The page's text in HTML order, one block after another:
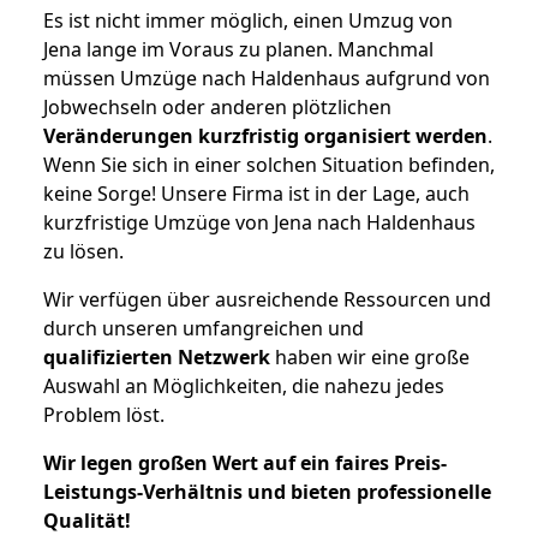
Es ist nicht immer möglich, einen Umzug von
Jena lange im Voraus zu planen. Manchmal
müssen Umzüge nach Haldenhaus aufgrund von
Jobwechseln oder anderen plötzlichen
Veränderungen kurzfristig organisiert werden.
Wenn Sie sich in einer solchen Situation befinden,
keine Sorge! Unsere Firma ist in der Lage, auch
kurzfristige Umzüge von Jena nach Haldenhaus
zu lösen.
Wir verfügen über ausreichende Ressourcen und
durch unseren umfangreichen und
qualifizierten Netzwerk haben wir eine große
Auswahl an Möglichkeiten, die nahezu jedes
Problem löst.
Wir legen großen Wert auf ein faires Preis-
Leistungs-Verhältnis und bieten professionelle
Qualität!